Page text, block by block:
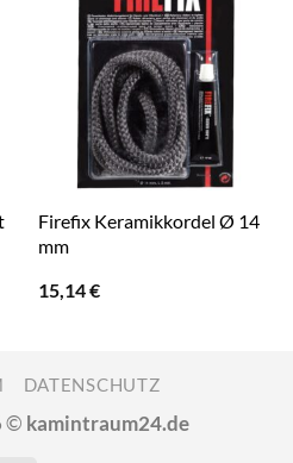
Firefix Keramikkordel Ø 14
mm
15,14€
DATENSCHUTZ
© kamintraum24.de